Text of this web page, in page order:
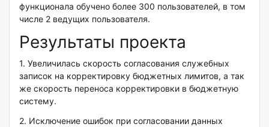
функционала обучено более 300 пользователей, в том
числе 2 ведущих пользователя.
Результаты проекта
1. Увеличилась скорость согласования служебных
записок на корректировку бюджетных лимитов, а так
же скорость переноса корректировки в бюджетную
систему.
2. Исключение ошибок при согласовании данных